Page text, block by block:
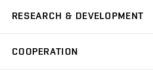
Sport
Degree studies in English
E-application
Academic year schedule
Welcome week
Entrepreneurship Support
RESEARCH & DEVELOPMENT
at BUT
COOPERATION